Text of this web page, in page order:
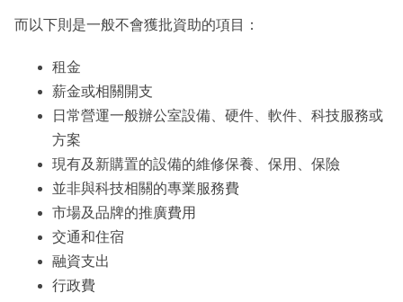
而以下則是一般不會獲批資助的項目：
租金
薪金或相關開支
日常營運一般辦公室設備、硬件、軟件、科技服務或
方案
現有及新購置的設備的維修保養、保用、保險
並非與科技相關的專業服務費
市場及品牌的推廣費用
交通和住宿
融資支出
行政費